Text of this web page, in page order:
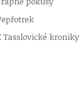
Tasslovické kroniky